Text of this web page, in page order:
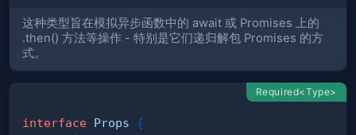
这种类型旨在模拟异步函数中的 await 或 Promises 上的
.then() 方法等操作 - 特别是它们递归解包 Promises 的方
式。
Required<Type>
interface Props
{